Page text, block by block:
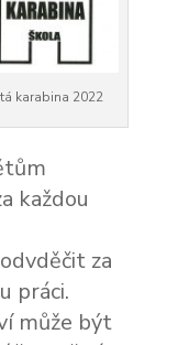
karabina 2022
každou
za
práci.
může být